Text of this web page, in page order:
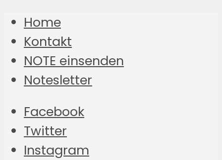
Home
Kontakt
NOTE einsenden
Notesletter
Facebook
Twitter
Instagram